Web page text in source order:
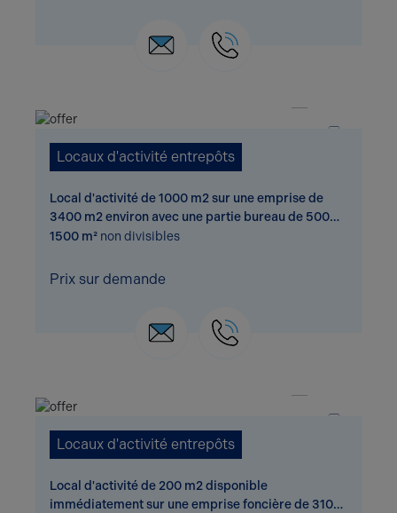
Locaux d'activité entrepôts
Local d'activité de 1000 m2 sur une emprise de
3400 m2 environ avec une partie bureau de 500
m2 en plus, parking VL et accès PL, disponible
1500 m² non divisibles
Prix sur demande
Locaux d'activité entrepôts
Local d'activité de 200 m2 disponible
immédiatement sur une emprise foncière de 3100